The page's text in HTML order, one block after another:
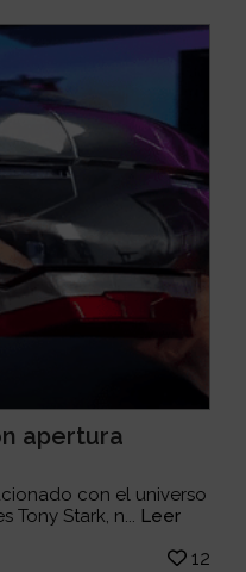
apertura
con el universo
Tony Stark, n... Leer
12